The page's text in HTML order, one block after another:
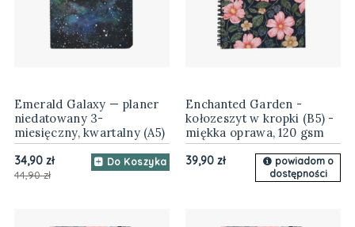
Emerald Galaxy — planer
niedatowany 3-
miesięczny, kwartalny (A5)
34,90 zł
44,90 zł
Do Koszyka
Enchanted Garden -
kołozeszyt w kropki (B5) -
miękka oprawa, 120 gsm
39,90 zł
powiadom o
dostępności